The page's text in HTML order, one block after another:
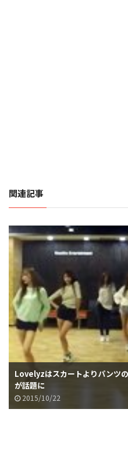
関連記事
Lovelyzはスカートよりパンツ
が話題に
2015/10/22